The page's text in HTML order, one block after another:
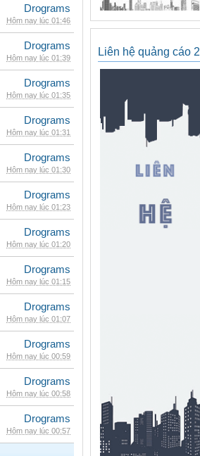
Drograms
Hôm nay lúc 01:46
Drograms
Hôm nay lúc 01:39
Drograms
Hôm nay lúc 01:35
Drograms
Hôm nay lúc 01:31
Drograms
Hôm nay lúc 01:30
Drograms
Hôm nay lúc 01:23
Drograms
Hôm nay lúc 01:20
Drograms
Hôm nay lúc 01:15
Drograms
Hôm nay lúc 01:07
Drograms
Hôm nay lúc 00:59
Drograms
Hôm nay lúc 00:58
Drograms
Hôm nay lúc 00:57
Liên hệ quảng cáo 2